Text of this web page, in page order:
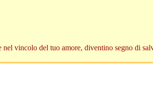
vincolo del tuo amore, diventino segno di